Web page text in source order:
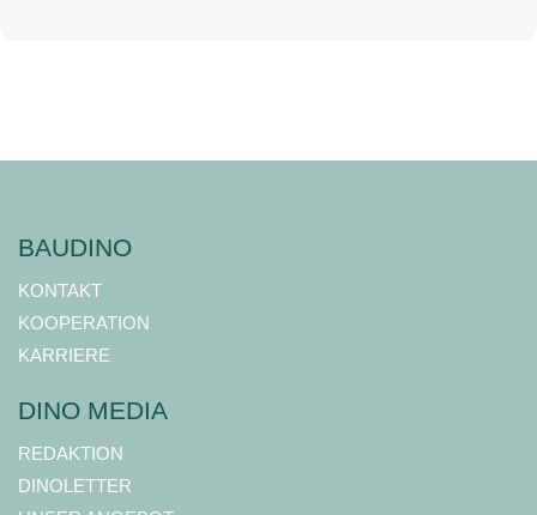
BAUDINO
KONTAKT
KOOPERATION
KARRIERE
DINO MEDIA
REDAKTION
DINOLETTER